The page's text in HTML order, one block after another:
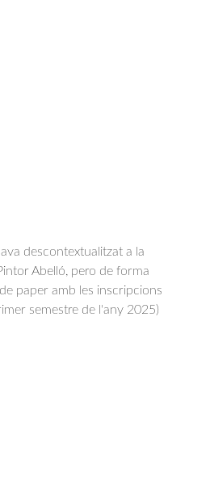
descontextualitzat a la
Abelló, pero de forma
paper amb les inscripcions
semestre de l'any 2025)